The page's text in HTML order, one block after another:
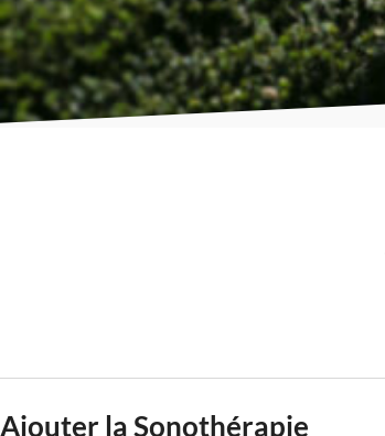
Ajouter la Sonothérapie